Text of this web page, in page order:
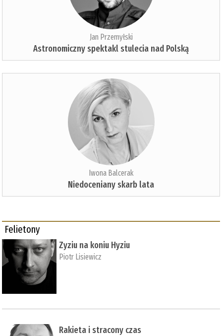
Jan Przemyłski
Astronomiczny spektakl stulecia nad Polską
Iwona Balcerak
Niedoceniany skarb lata
Felietony
Zyziu na koniu Hyziu
Piotr Lisiewicz
Rakieta i stracony czas